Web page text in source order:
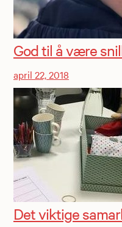
God til å være
april 22, 2018
Det viktige